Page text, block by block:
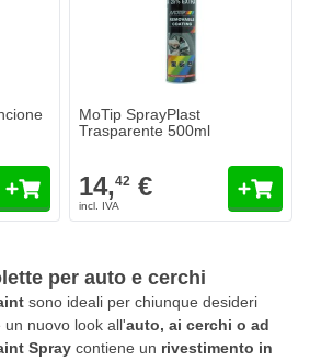
MoTip SprayPlast
Trasparente 500ml
14,42 €
per auto e cerchi
sono ideali per chiunque desideri
nuovo look all'auto, ai cerchi o ad
Spray contiene un rivestimento in